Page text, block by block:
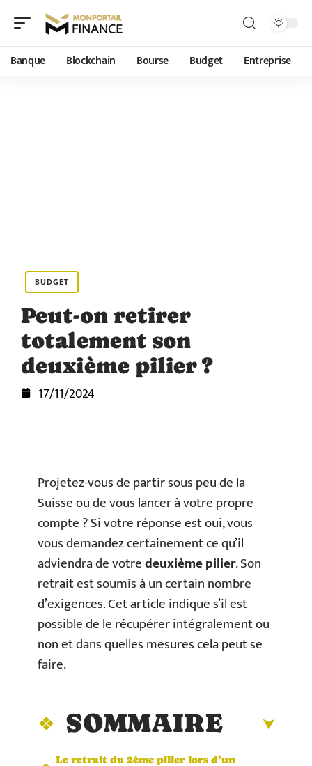
Banque Blockchain Bourse Budget Entreprise
BUDGET
Peut-on retirer
totalement son
deuxième pilier ?
17/11/2024
Projetez-vous de partir sous peu de la
Suisse ou de vous lancer à votre propre
compte ? Si votre réponse est oui, vous
vous demandez certainement ce qu’il
adviendra de votredeuxième pilier. Son
retrait est soumis à un certain nombre
d’exigences. Cet article indique s’il est
possible de le récupérer intégralement ou
non et dans quelles mesures cela peut se
faire.
SOMMAIRE
Le retrait du 2ème pilier lors d’un